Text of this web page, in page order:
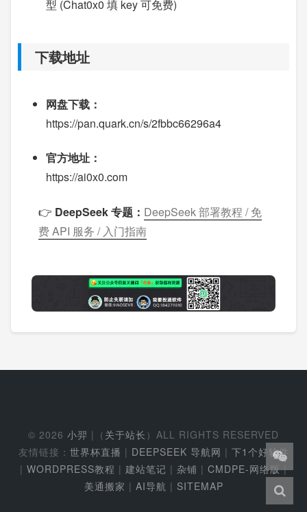
型 (Chat0x0 填 key 可免费)
下载地址
网盘下载：
https://pan.quark.cn/s/2fbbc66296a4
官方地址：
https://ai0x0.com
👉 DeepSeek 专题： DeepSeek 部署教程 / 免
费 API 服务 / 入门指南
© 2026 小羿 |（ 关于站长 ）ALL RIGHTS RESERVED
友情链接： 世界杯直播 | DEEPSEEK 导航网 | 下1个好软件
| WORDPRESS教程 | 建站笔记 | 杂铺 | CMDPE-网络版|
美通搬家 | AI导航 | SITEMAP